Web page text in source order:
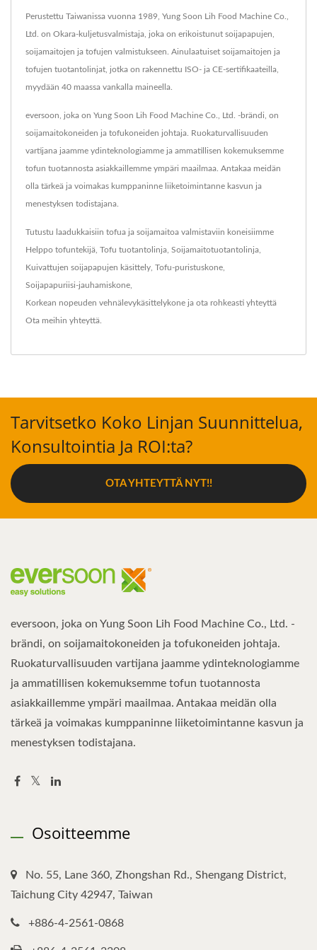
Perustettu Taiwanissa vuonna 1989, Yung Soon Lih Food Machine Co.,
Ltd. on Okara-kuljetusvalmistaja, joka on erikoistunut soijapapujen,
soijamaitojen ja tofujen valmistukseen. Ainulaatuiset soijamaitojen ja
tofujen tuotantolinjat, jotka on rakennettu ISO- ja CE-sertifikaateilla,
myydään 40 maassa vankalla maineella.
eversoon, joka on Yung Soon Lih Food Machine Co., Ltd. -brändi, on
soijamaitokoneiden ja tofukoneiden johtaja. Ruokaturvallisuuden
vartijana jaamme ydinteknologiamme ja ammatillisen kokemuksemme
tofun tuotannosta asiakkaillemme ympäri maailmaa. Antakaa meidän
olla tärkeä ja voimakas kumppaninne liiketoimintanne kasvun ja
menestyksen todistajana.
Tutustu laadukkaisiin tofua ja soijamaitoa valmistaviin koneisiimme
Helppo tofuntekijä Tofu tuotantolinja Soijamaitotuotantolinja
Kuivattujen soijapapujen käsittely Tofu-puristuskone
Soijapapuriisi-jauhamiskone
Korkean nopeuden vehnälevykäsittelykone ja ota rohkeasti yhteyttä
Ota meihin yhteyttä
Tarvitsetko Koko Linjan Suunnittelua,
Konsultointia Ja ROI:ta?
OTA YHTEYTTÄ NYT!!
eversoon, joka on Yung Soon Lih Food Machine Co., Ltd. -
brändi, on soijamaitokoneiden ja tofukoneiden johtaja.
Ruokaturvallisuuden vartijana jaamme ydinteknologiamme
ja ammatillisen kokemuksemme tofun tuotannosta
asiakkaillemme ympäri maailmaa. Antakaa meidän olla
tärkeä ja voimakas kumppaninne liiketoimintanne kasvun ja
menestyksen todistajana.
Osoitteemme
No. 55, Lane 360, Zhongshan Rd., Shengang District,
Taichung City 42947, Taiwan
+886-4-2561-0868